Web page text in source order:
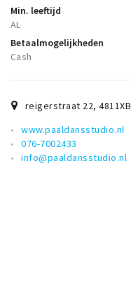
Natuurgebieden
Party pics
Eten
Winkels
Winkelgebieden
Min. leeftijd
AL
Betaalmogelijkheden
Cash
reigerstraat 22,4811XB
www.paaldansstudio.nl
076-7002433
info@paaldansstudio.nl